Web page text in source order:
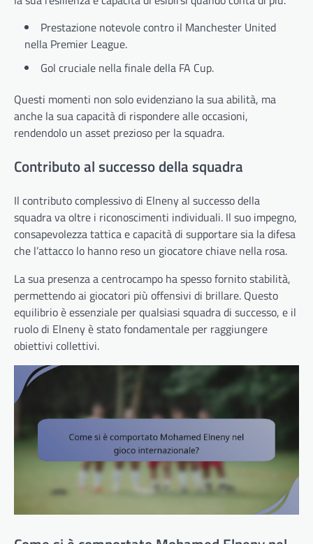
Prestazione notevole contro il Manchester United
nella Premier League.
Gol cruciale nella finale della FA Cup.
Questi momenti non solo evidenziano la sua abilità, ma
anche la sua capacità di rispondere alle occasioni,
rendendolo un asset prezioso per la squadra.
Contributo al successo della squadra
Il contributo complessivo di Elneny al successo della
squadra va oltre i riconoscimenti individuali. Il suo impegno,
consapevolezza tattica e capacità di supportare sia la difesa
che l’attacco lo hanno reso un giocatore chiave nella rosa.
La sua presenza a centrocampo ha spesso fornito stabilità,
permettendo ai giocatori più offensivi di brillare. Questo
equilibrio è essenziale per qualsiasi squadra di successo, e il
ruolo di Elneny è stato fondamentale per raggiungere
obiettivi collettivi.